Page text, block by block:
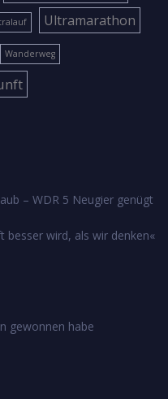
Ultramarathon
Wanderweg
– WDR 5 Neugier genügt
besser wird, als wir denken«
gewonnen habe